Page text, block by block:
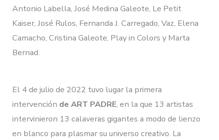
Antonio Labella, José Medina Galeote, Le Petit
Kaiser, José Rulos, Fernanda J. Carregado, Vaz, Elena
Camacho, Cristina Galeote, Play in Colors y Marta
Bernad.
El 4 de julio de 2022 tuvo lugar la primera
intervención de ART PADRE, en la que 13 artistas
intervinieron 13 calaveras gigantes a modo de lienzo
en blanco para plasmar su universo creativo. La